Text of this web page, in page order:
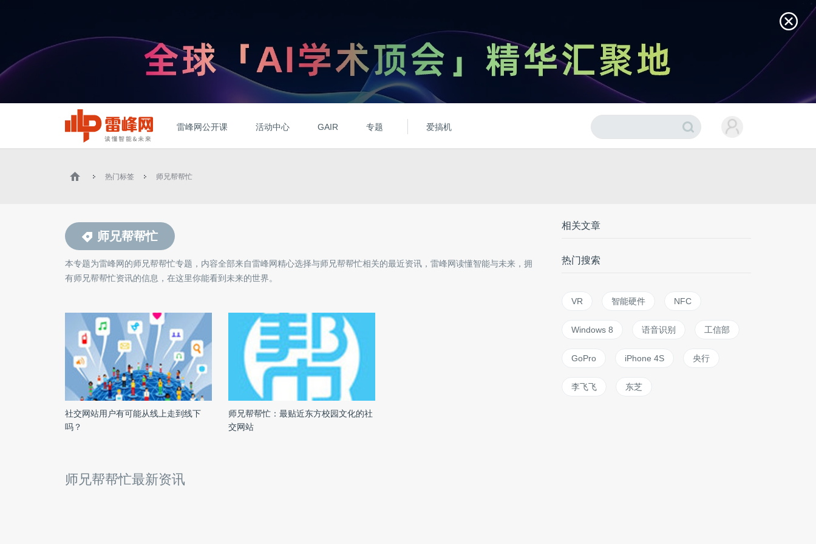
雷峰网公开课 活动中心 GAIR 专题 爱搞机
热门标签 师兄帮帮忙
师兄帮帮忙
本专题为雷峰网的师兄帮帮忙专题，内容全部来自雷峰网精心选择与师兄帮帮忙相关的最近资讯，雷峰网读懂智能与未来，拥
有师兄帮帮忙资讯的信息，在这里你能看到未来的世界。
社交网站用户有可能从线上走到线下
吗？
师兄帮帮忙：最贴近东方校园文化的社
交网站
师兄帮帮忙最新资讯
相关文章
热门搜索
VR 智能硬件 NFC
Windows 8 语音识别 工信部
GoPro iPhone 4S 央行
李飞飞 东芝